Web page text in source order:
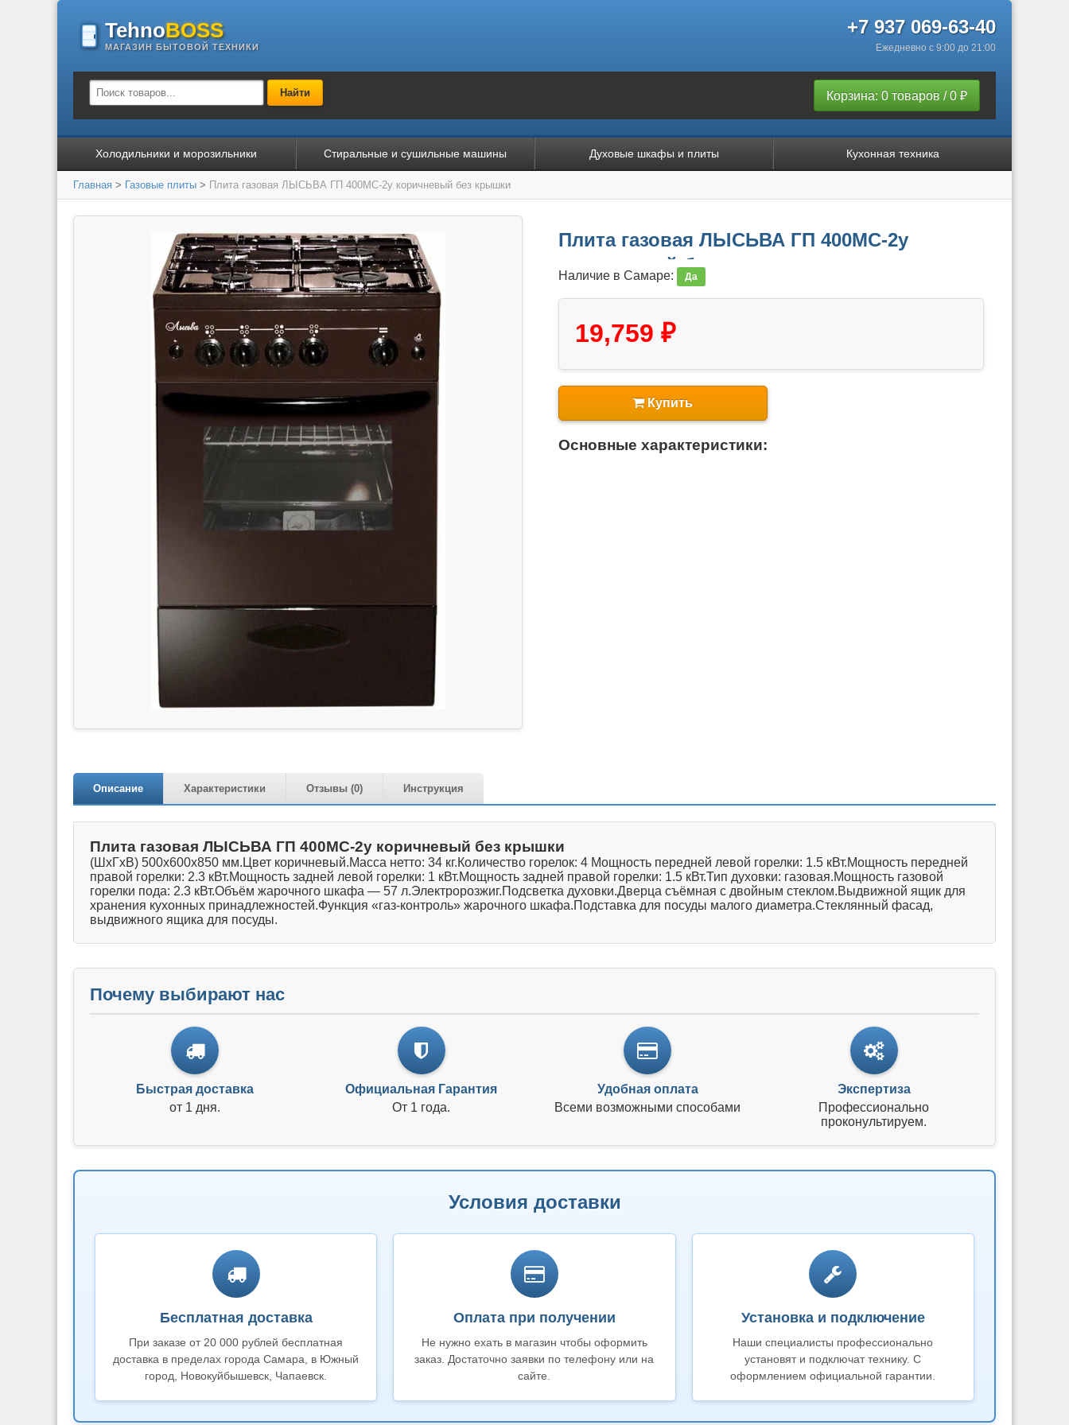
TehnoBOSS
МАГАЗИН БЫТОВОЙ ТЕХНИКИ
+7 937 069-63-40
Ежедневно с 9:00 до 21:00
Найти Корзина: 0 товаров / 0 ₽
Холодильники и морозильники Стиральные и сушильные машины Духовые шкафы и плиты Кухонная техника
Главная > Газовые плиты > Плита газовая ЛЫСЬВА ГП 400МC-2у коричневый без крышки
Плита газовая ЛЫСЬВА ГП 400МC-2у
коричневый без крышки
Наличие в Самаре: Да
19,759 ₽
Купить
Основные характеристики:
Описание Характеристики Отзывы (0) Инструкция
Плита газовая ЛЫСЬВА ГП 400МC-2у коричневый без крышки
(ШхГхВ) 500х600х850 мм.Цвет коричневый.Масса нетто: 34 кг.Количество горелок: 4 Мощность передней левой горелки: 1.5 кВт.Мощность передней
правой горелки: 2.3 кВт.Мощность задней левой горелки: 1 кВт.Мощность задней правой горелки: 1.5 кВт.Тип духовки: газовая.Мощность газовой
горелки пода: 2.3 кВт.Объём жарочного шкафа — 57 л.Электророзжиг.Подсветка духовки.Дверца съёмная с двойным стеклом.Выдвижной ящик для
хранения кухонных принадлежностей.Функция «газ-контроль» жарочного шкафа.Подставка для посуды малого диаметра.Стеклянный фасад,
выдвижного ящика для посуды.
Почему выбирают нас
Быстрая доставка
от 1 дня.
Официальная Гарантия
От 1 года.
Удобная оплата
Всеми возможными способами
Экспертиза
Профессионально
проконультируем.
Условия доставки
Бесплатная доставка
При заказе от 20 000 рублей бесплатная
доставка в пределах города Самара, в Южный
город, Новокуйбышевск, Чапаевск.
Оплата при получении
Не нужно ехать в магазин чтобы оформить
заказ. Достаточно заявки по телефону или на
сайте.
Установка и подключение
Наши специалисты профессионально
установят и подключат технику. С
оформлением официальной гарантии.